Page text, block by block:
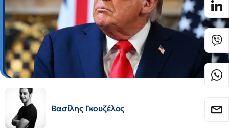
Βασίλης Γκουζέλος